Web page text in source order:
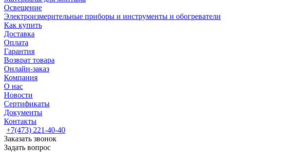
Освещение
Электроизмерительные приборы и инструменты и обогреватели
Как купить
Доставка
Оплата
Гарантия
Возврат товара
Онлайн-заказ
Компания
О нас
Новости
Сертификаты
Документы
Контакты
+7(473) 221-40-40
Заказать звонок
Задать вопрос